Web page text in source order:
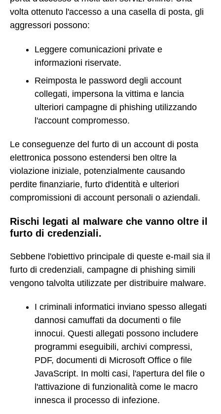
volta ottenuto l'accesso a una casella di posta, gli
aggressori possono:
Leggere comunicazioni private e
informazioni riservate.
Reimposta le password degli account
collegati, impersona la vittima e lancia
ulteriori campagne di phishing utilizzando
l'account compromesso.
Le conseguenze del furto di un account di posta
elettronica possono estendersi ben oltre la
violazione iniziale, potenzialmente causando
perdite finanziarie, furto d'identità e ulteriori
compromissioni di account personali o aziendali.
Rischi legati al malware che vanno oltre il
furto di credenziali.
Sebbene l'obiettivo principale di queste e-mail sia il
furto di credenziali, campagne di phishing simili
vengono talvolta utilizzate per distribuire malware.
I criminali informatici inviano spesso allegati
dannosi camuffati da documenti o file
innocui. Questi allegati possono includere
programmi eseguibili, archivi compressi,
PDF, documenti di Microsoft Office o file
JavaScript. In molti casi, l'apertura del file o
l'attivazione di funzionalità come le macro
innesca il processo di infezione.